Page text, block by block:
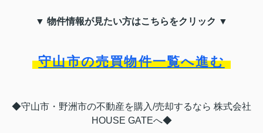
▼ 物件情報が見たい方はこちらをクリック ▼
守山市の売買物件一覧へ進む
◆守山市・野洲市の不動産を購入/売却するなら 株式会社
HOUSE GATEへ◆